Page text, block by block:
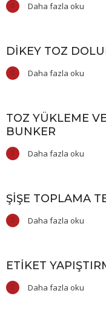
Daha fazla oku
DIKEY TOZ
Daha fazla oku
TOZ YÜKLEME
BUNKER
Daha fazla oku
ŞIŞE TOPLAMA
Daha fazla oku
ETIKET
Daha fazla oku